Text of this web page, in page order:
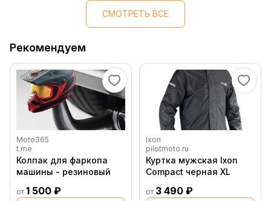
СМОТРЕТЬ ВСЕ
Рекомендуем
Moto365
t.me
Колпак для фаркопа
машины - резиновый
от 1 500 ₽
Ixon
pilotmoto.ru
Куртка мужская Ixon
Compact черная XL
от 3 490 ₽